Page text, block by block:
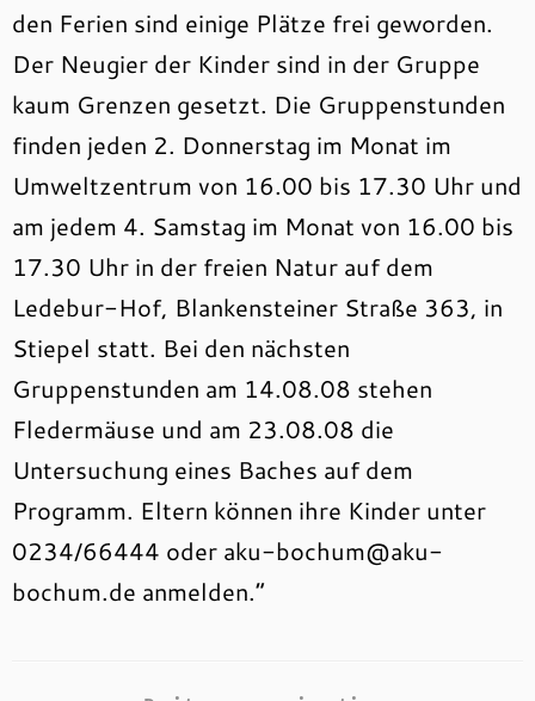
den Ferien sind einige Plätze frei geworden.
Der Neugier der Kinder sind in der Gruppe
kaum Grenzen gesetzt. Die Gruppenstunden
finden jeden 2. Donnerstag im Monat im
Umweltzentrum von 16.00 bis 17.30 Uhr und
am jedem 4. Samstag im Monat von 16.00 bis
17.30 Uhr in der freien Natur auf dem
Ledebur-Hof, Blankensteiner Straße 363, in
Stiepel statt. Bei den nächsten
Gruppenstunden am 14.08.08 stehen
Fledermäuse und am 23.08.08 die
Untersuchung eines Baches auf dem
Programm. Eltern können ihre Kinder unter
0234/66444 oder aku-bochum@aku-
bochum.de anmelden.“